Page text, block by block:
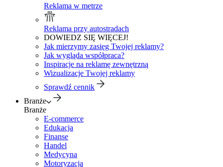
Reklama w metrze
Reklama przy autostradach
DOWIEDZ SIĘ WIĘCEJ!
Jak mierzymy zasięg Twojej reklamy?
Jak wygląda współpraca?
Inspiracje na reklamę zewnętrzną
Wizualizacje Twojej reklamy
Sprawdź cennik
Branże
Branże
E-commerce
Edukacja
Finanse
Handel
Medycyna
Motoryzacja